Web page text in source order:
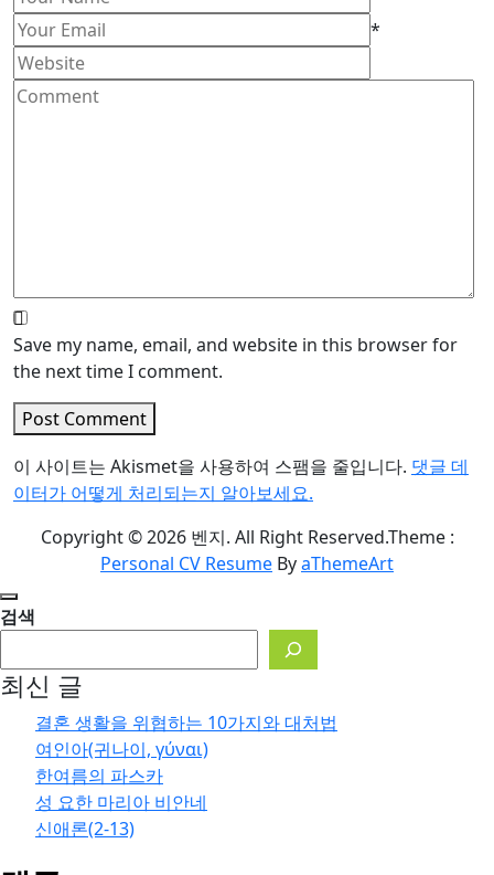
*
Save my name, email, and website in this browser for
the next time I comment.
Post Comment
이 사이트는 Akismet을 사용하여 스팸을 줄입니다. 댓글 데
이터가 어떻게 처리되는지 알아보세요.
Copyright © 2026 벤지. All Right Reserved.Theme :
Personal CV Resume ByaThemeArt
검색
최신 글
결혼 생활을 위협하는 10가지와 대처법
여인아(귀나이, γύναι)
한여름의 파스카
성 요한 마리아 비안네
신애론(2-13)